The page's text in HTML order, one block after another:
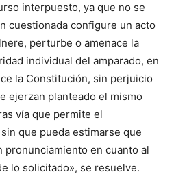
interpuesto, ya que no se
cuestionada configure un acto
perturbe o amenace la
individual del amparado, en
la Constitución, sin perjuicio
ejerzan planteado el mismo
vía que permite el
que pueda estimarse que
en cuanto al
lo solicitado», se resuelve.